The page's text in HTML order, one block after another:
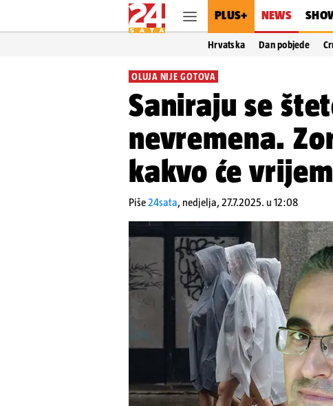
PLUS+ NEWS
Hrvatska Dan pobjede
OLUJA NIJE GOTOVA
Saniraju se
nevremena.
kakvo će
Piše24sata, nedjelja, 27.7.2025. u 12:08